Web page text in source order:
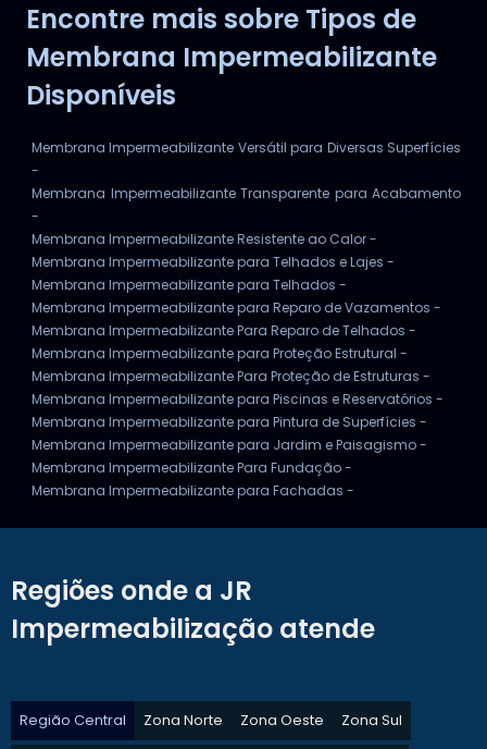
Encontre mais sobre Tipos de
Membrana Impermeabilizante
Disponíveis
Membrana Impermeabilizante Versátil para Diversas Superfícies
-
Membrana Impermeabilizante Transparente para Acabamento
-
Membrana Impermeabilizante Resistente ao Calor -
Membrana Impermeabilizante para Telhados e Lajes -
Membrana Impermeabilizante para Telhados -
Membrana Impermeabilizante para Reparo de Vazamentos -
Membrana Impermeabilizante Para Reparo de Telhados -
Membrana Impermeabilizante para Proteção Estrutural -
Membrana Impermeabilizante Para Proteção de Estruturas -
Membrana Impermeabilizante para Piscinas e Reservatórios -
Membrana Impermeabilizante para Pintura de Superfícies -
Membrana Impermeabilizante para Jardim e Paisagismo -
Membrana Impermeabilizante Para Fundação -
Membrana Impermeabilizante para Fachadas -
Regiões onde a JR
Impermeabilização atende
Região Central Zona Norte Zona Oeste Zona Sul